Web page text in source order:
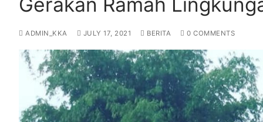
ADMIN_KKA JULY 17, 2021 BERITA 0 COMMENTS